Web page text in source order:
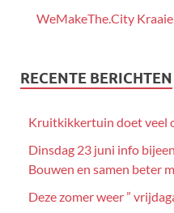
WeMakeThe.City
RECENTE BERICHTEN
Kruitkikkertuin doet veel
Dinsdag 23 juni info
Bouwen en samen beter
Deze zomer weer ”